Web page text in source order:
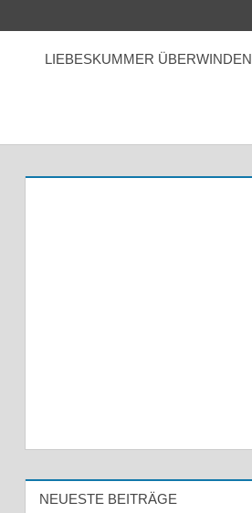
LIEBESKUMMER ÜBERWINDEN
NEUESTE BEITRÄGE